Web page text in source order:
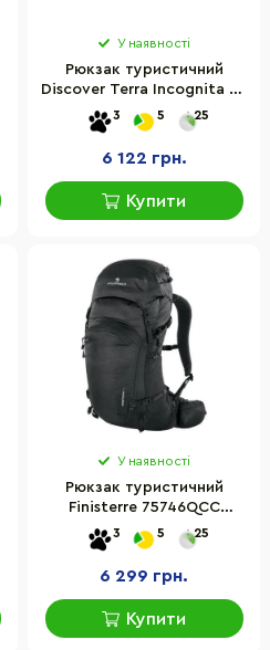
У наявності
Рюкзак туристичний
Discover Terra Incognita ti-
398, 85 л
3 5 25
6 122 грн.
Купити
У наявності
Рюкзак туристичний
Finisterre 75746QCC
Ferrino 931792, 30 літрів
3 5 25
6 299 грн.
Купити